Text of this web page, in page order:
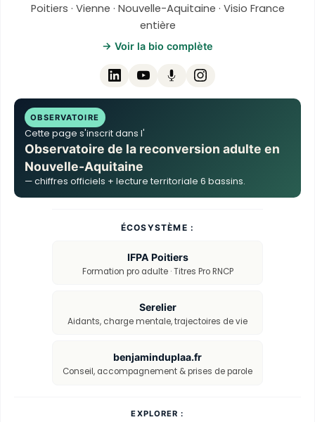
Poitiers · Vienne · Nouvelle-Aquitaine · Visio France
entière
→ Voir la bio complète
OBSERVATOIRE
Cette page s'inscrit dans l'
Observatoire de la reconversion adulte en
Nouvelle-Aquitaine
— chiffres officiels + lecture territoriale 6 bassins.
ÉCOSYSTÈME :
IFPA Poitiers
Formation pro adulte · Titres Pro RNCP
Serelier
Aidants, charge mentale, trajectoires de vie
benjaminduplaa.fr
Conseil, accompagnement & prises de parole
EXPLORER :